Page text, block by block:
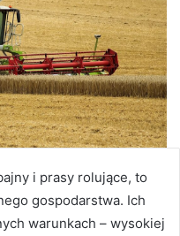
i prasy rolujące, to
gospodarstwa. Ich
warunkach – wysokiej